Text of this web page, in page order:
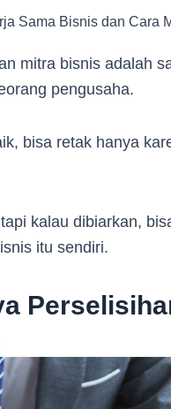
mitra bisnis adalah
pengusaha.
bisa retak hanya
kalau dibiarkan,
itu sendiri.